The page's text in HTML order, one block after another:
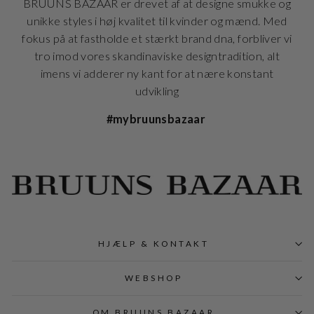
BRUUNS BAZAAR er drevet af at designe smukke og
unikke styles i høj kvalitet til kvinder og mænd. Med
fokus på at fastholde et stærkt brand dna, forbliver vi
tro imod vores skandinaviske designtradition, alt
imens vi adderer ny kant for at nære konstant
udvikling
#mybruunsbazaar
HJÆLP & KONTAKT
WEBSHOP